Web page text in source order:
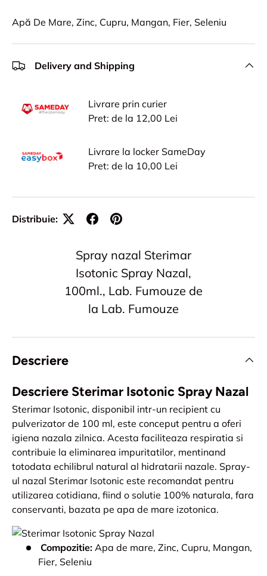
Apă De Mare, Zinc, Cupru, Mangan, Fier, Seleniu
Delivery and Shipping
Livrare prin curier
Pret: de la 12,00 Lei
Livrare la locker SameDay
Pret: de la 10,00 Lei
Distribuie:
Spray nazal Sterimar
Isotonic Spray Nazal,
100ml., Lab. Fumouze de
la Lab. Fumouze
Descriere
Descriere Sterimar Isotonic Spray Nazal
Sterimar Isotonic, disponibil intr-un recipient cu
pulverizator de 100 ml, este conceput pentru a oferi
igiena nazala zilnica. Acesta faciliteaza respiratia si
contribuie la eliminarea impuritatilor, mentinand
totodata echilibrul natural al hidratarii nazale. Spray-
ul nazal Sterimar Isotonic este recomandat pentru
utilizarea cotidiana, fiind o solutie 100% naturala, fara
conservanti, bazata pe apa de mare izotonica.
Compozitie: Apa de mare, Zinc, Cupru, Mangan,
Fier, Seleniu